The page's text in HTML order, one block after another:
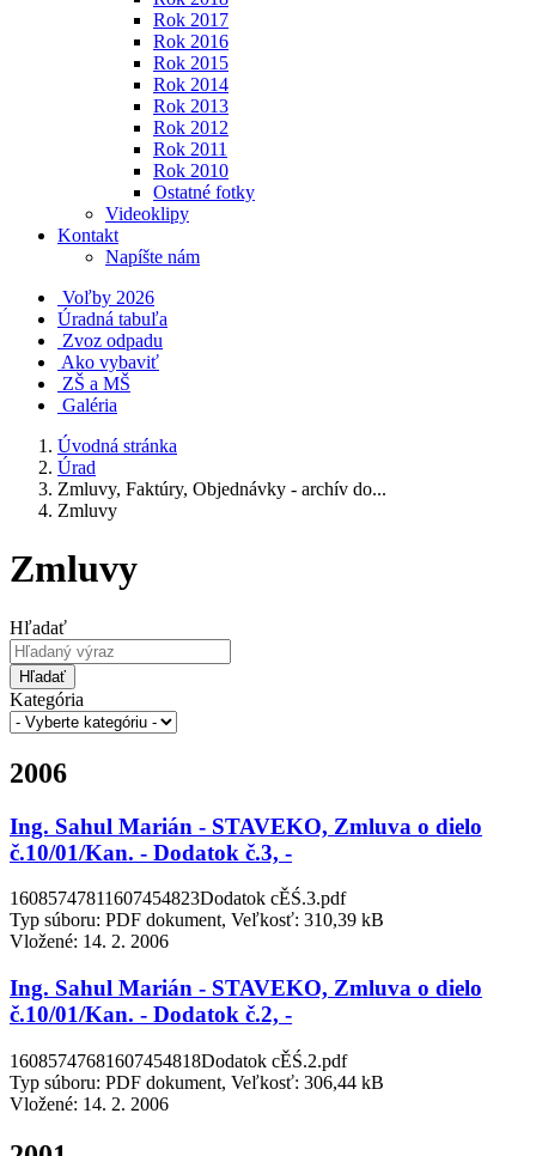
Rok 2017
Rok 2016
Rok 2015
Rok 2014
Rok 2013
Rok 2012
Rok 2011
Rok 2010
Ostatné fotky
Videoklipy
Kontakt
Napíšte nám
Voľby 2026
Úradná tabuľa
Zvoz odpadu
Ako vybaviť
ZŠ a MŠ
Galéria
Úvodná stránka
Úrad
Zmluvy, Faktúry, Objednávky - archív do...
Zmluvy
Zmluvy
Hľadať
Hľadať
Kategória
2006
Ing. Sahul Marián - STAVEKO, Zmluva o dielo
č.10/01/Kan. - Dodatok č.3, -
16085747811607454823Dodatok cĚŚ.3.pdf
Typ súboru: PDF dokument, Veľkosť: 310,39 kB
Vložené: 14. 2. 2006
Ing. Sahul Marián - STAVEKO, Zmluva o dielo
č.10/01/Kan. - Dodatok č.2, -
16085747681607454818Dodatok cĚŚ.2.pdf
Typ súboru: PDF dokument, Veľkosť: 306,44 kB
Vložené: 14. 2. 2006